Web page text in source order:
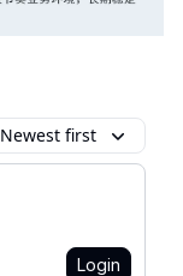
Newest first
Login